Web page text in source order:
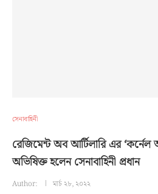
সেনাবাহিনী
রেজিমেন্ট অব আর্টিলারি এর ‘কর্নেল
অভিষিক্ত হলেন সেনাবাহিনী প্রধান
Author: মার্চ ২৮, ২০২২